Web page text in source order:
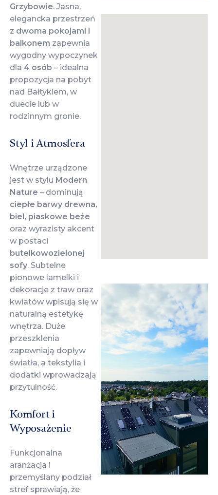
Grzybowie. Jasna,
elegancka przestrzeń
z dwoma pokojami i
balkonem zapewnia
wygodny wypoczynek
dla 4 osób – idealna
propozycja na pobyt
nad Bałtykiem, w
duecie lub w
rodzinnym gronie.
Styl i Atmosfera
Wnętrze urządzone
jest w stylu Modern
Nature – dominują
ciepłe barwy drewna,
biel, piaskowe beże
oraz wyrazisty akcent
w postaci
butelkowozielonej
sofy. Subtelne
pionowe lamelki i
dekoracje z traw oraz
kwiatów wpisują się w
naturalną estetykę
wnętrza. Duże
przeszklenia
zapewniają dopływ
światła, a tekstylia i
dodatki wprowadzają
przytulność.
Komfort i
Wyposażenie
Funkcjonalna
aranżacja i
przemyślany podział
stref sprawiają, że